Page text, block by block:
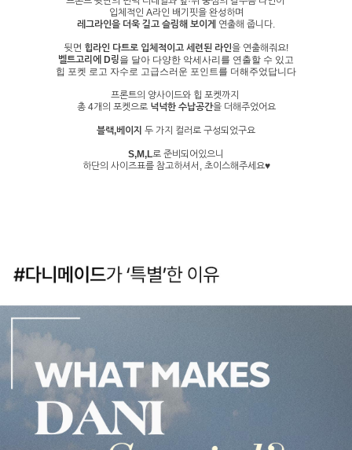
입체적인 A라인 배기핏을 완성하며
레그라인을 더욱 길고 슬림해 보이게 연출해 줍니다.
뒷면 힙라인 다트로 입체적이고 세련된 라인을 연출해줘요!
벨트고리에 D링을 달아 다양한 악세사리를 연출할 수 있고
힙 포켓 로고 자수로 고급스러운 포인트를 더해주었답니다
프론트의 양사이드와 힙 포켓까지
총 4개의 포켓으로 넉넉한 수납공간을 더해주었어요
블랙,베이지 두 가지 컬러로 구성되었구요
S,M,L로 준비되어있으니
하단의 사이즈표를 참고하셔서, 초이스해주세요♥